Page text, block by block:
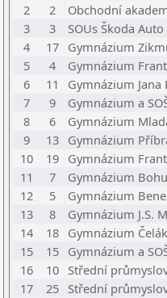
2
2 Obchodní
3
3 SOUs Škoda Auto
4
17 Gymnázium
5
4 Gymnázium
6
11 Gymnázium
7
9 Gymnázium a
8
6 Gymnázium
9
13 Gymnázium
10
19 Gymnázium
11
7 Gymnázium
12
5 Gymnázium
13
8 Gymnázium J.S.
14
18 Gymnázium
15
15 Gymnázium a
16
10 Střední
17
25 Střední